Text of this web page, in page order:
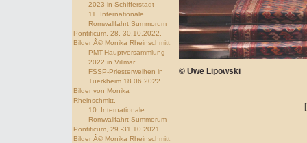
2023 in Schifferstadt
11. Internationale
Romwallfahrt Summorum
Pontificum, 28.-30.10.2022.
Bilder Â© Monika Rheinschmitt.
PMT-Hauptversammlung
2022 in Villmar
FSSP-Priesterweihen in
Tuerkheim 18.06.2022.
Bilder von Monika
Rheinschmitt.
10. Internationale
Romwallfahrt Summorum
Pontificum, 29.-31.10.2021.
Bilder Â© Monika Rheinschmitt.
© Uwe Lipowski